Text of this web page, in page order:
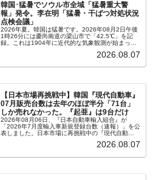
韓国･猛暑でソウル市全域「猛暑重大警
報」発令。李在明「猛暑・干ばつ対処状況
点検会議」
2026年夏。韓国は猛暑です。2026年08月2日午後
1時26分には慶尚南道の梁山市で「42.5℃」を記
録。これは1904年に近代的な気象観測が始まって
ウル市全域への「猛暑重大警報」が発令され...
2026.08.07
【日本市場再挑戦中】韓国『現代自動車』
07月販売台数は去年のほぼ半分「71台」
しか売れなかった。『起亜』は9台だけ
2026年08月06日、『日本自動車輸入組合』が
「2026年7月度輸入車新規登録台数（速報）」を公
表しました。日本市場に再挑戦中の『現代自動
台数はこの中に捉えられているはずです。先月から
2026.08.07